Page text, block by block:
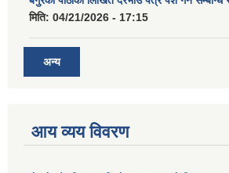
मिति: 04/21/2026 - 17:15
अन्य
आय व्यय विवरण